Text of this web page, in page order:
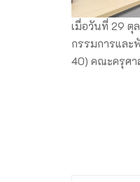
เมื่อวันที่ 29 ตุ
กรรมการแล
40) คณะครุศา